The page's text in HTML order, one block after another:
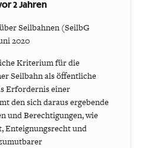
2 Jahren
Seilbahnen (SeilbG
2020
Kriterium für die
Seilbahn als öffentliche
Erfordernis einer
den sich daraus ergebende
und Berechtigungen, wie
Enteignungsrecht und